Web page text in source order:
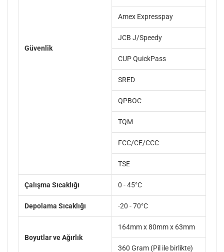
Güvenlik
Amex Expresspay
JCB J/Speedy
CUP QuickPass
SRED
QPBOC
TQM
FCC/CE/CCC
TSE
Çalışma Sıcaklığı 0 - 45°C
Depolama Sıcaklığı -20 - 70°C
Boyutlar ve Ağırlık
164mm x 80mm x 63mm
360 Gram (Pil ile birlikte)